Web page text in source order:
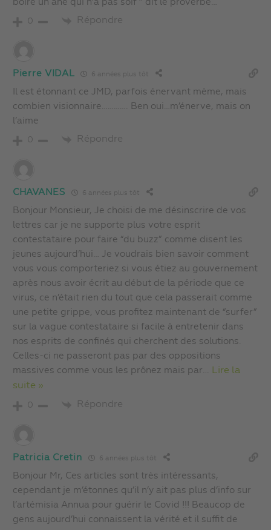
boire un âne qui n’a pas soif ” dit le proverbe…
0 Répondre
Pierre VIDAL 6 années plus tôt
Il est étonnant ce JMD, parfois énervant mème, mais
combien visionnaire…………. Ben oui…m’énerve, mais on
l’aime
0 Répondre
CHAVANES 6 années plus tôt
Bonjour Monsieur, Je choisi de me désinscrire de vos
lettres car je ne supporte plus votre esprit
contestataire pour faire “du buzz” comme disent les
jeunes aujourd’hui… Je voudrais bien savoir comment
vous vous comporteriez si vous étiez au gouvernement
après nous avoir écrit au début de la période que ce
virus, ce n’était rien du tout que cela passerait comme
une petite grippe, vous profitez maintenant de “surfer”
sur la vague contestataire si facile à entretenir dans
nos esprits de confinés qui cherchent des solutions.
Celles-ci ne passeront pas par des oppositions
massives comme vous les prônez mais par… Lire la
suite »
0 Répondre
Patricia Cretin 6 années plus tôt
Bonjour Mr, Ces articles sont très intéressants,
cependant je m’étonnes qu’il n’y ait pas plus d’info sur
l’artémisia Annua pour guérir le Covid !!! Beaucop de
gens aujourd’hui connaissent la vérité et il suffit de